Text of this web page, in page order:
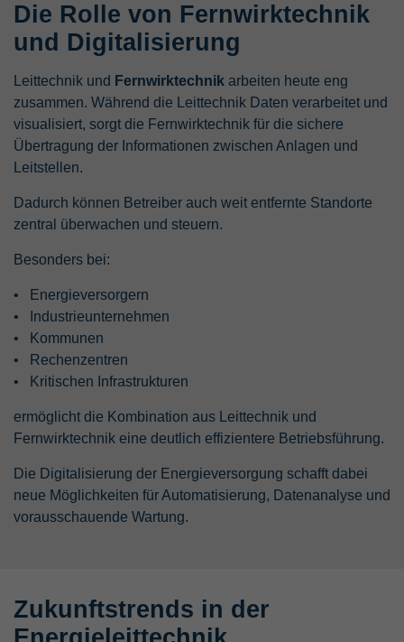
Die Rolle von Fernwirktechnik
und Digitalisierung
Leittechnik und Fernwirktechnik arbeiten heute eng
zusammen. Während die Leittechnik Daten verarbeitet und
visualisiert, sorgt die Fernwirktechnik für die sichere
Übertragung der Informationen zwischen Anlagen und
Leitstellen.
Dadurch können Betreiber auch weit entfernte Standorte
zentral überwachen und steuern.
Besonders bei:
Energieversorgern
Industrieunternehmen
Kommunen
Rechenzentren
Kritischen Infrastrukturen
ermöglicht die Kombination aus Leittechnik und
Fernwirktechnik eine deutlich effizientere Betriebsführung.
Die Digitalisierung der Energieversorgung schafft dabei
neue Möglichkeiten für Automatisierung, Datenanalyse und
vorausschauende Wartung.
Zukunftstrends in der